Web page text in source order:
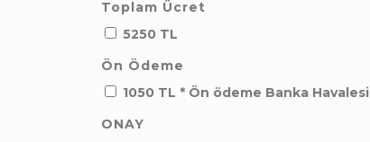
Toplam Ücret
5250 TL
Ön Ödeme
1050 TL * Ön ödeme Banka Havalesi
ONAY